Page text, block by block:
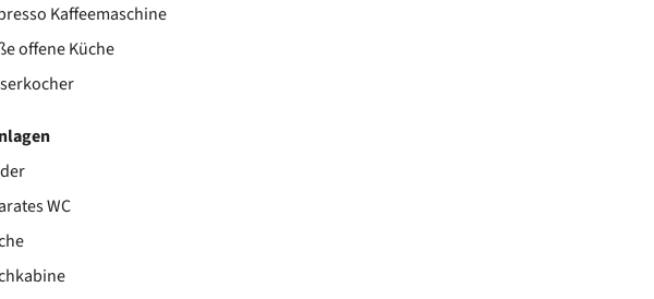
Kaffeemaschine
offene Küche
WC